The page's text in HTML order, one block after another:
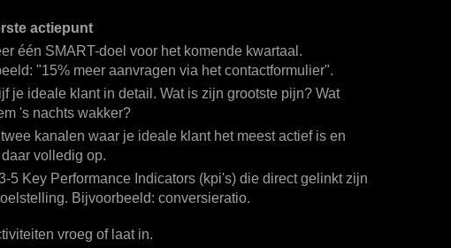
actiepunt
één SMART-doel voor het komende kwartaal.
"15% meer aanvragen via het contactformulier".
je ideale klant in detail. Wat is zijn grootste pijn? Wat
's nachts wakker?
kanalen waar je ideale klant het meest actief is en
volledig op.
5 Key Performance Indicators (kpi's) die direct gelinkt zijn
Bijvoorbeeld: conversieratio.
vroeg of laat in.